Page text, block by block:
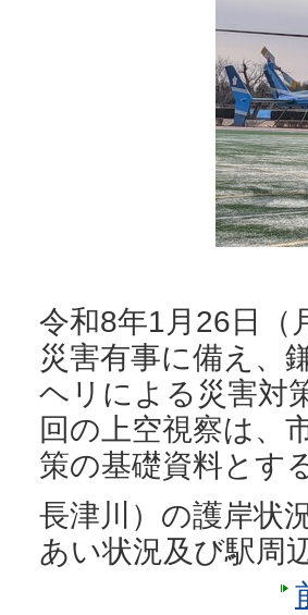
令和8年1月26日（
災害有事に備え、
ヘリによる災害対
回の上空視察は、
策の基礎資料とす
長津川）の護岸状
あい状況及び駅周